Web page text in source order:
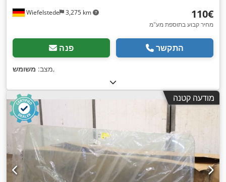
Wiefelstede 3,275 km ‏110 ‏€
מחיר קבוע בתוספת מע"מ
פנה התקשר
מצב: משומש ,
מודעה קטנה